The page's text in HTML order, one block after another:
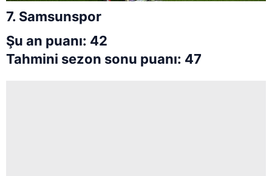
7. Samsunspor
Şu an puanı: 42
Tahmini sezon sonu puanı: 47